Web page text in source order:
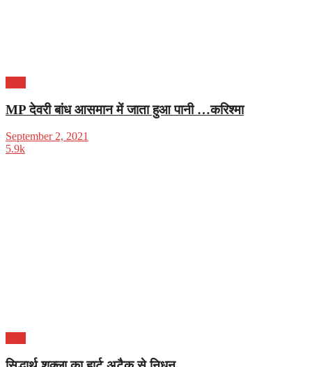
MP देवरी बांध आसमान में जाता हुआ पानी …करिश्मा
September 2, 2021
5.9k